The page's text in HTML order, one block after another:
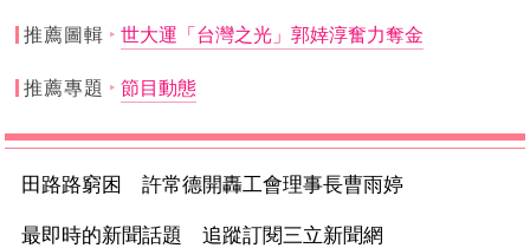
推薦圖輯 世大運「台灣之光」郭婞淳奮力奪金
推薦專題 節目動態
田路路窮困 許常德開轟工會理事長曹雨婷
最即時的新聞話題 追蹤訂閱三立新聞網